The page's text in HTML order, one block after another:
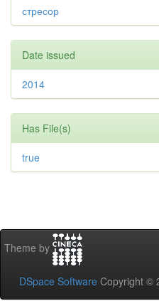
стресор
Date issued
2014
Has File(s)
true
Theme by
DSpace Software Copyright ©